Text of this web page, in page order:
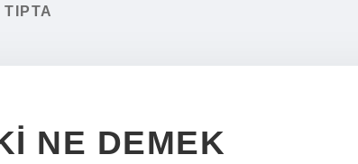
NE DEMEK